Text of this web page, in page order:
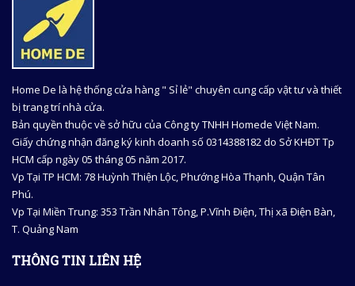
Home De là hệ thống cửa hàng " Sỉ lẻ" chuyên cung cấp vật tư và thiết
bị trang trí nhà cửa.
Bản quyền thuộc về sở hữu của Công ty TNHH Homede Việt Nam.
Giấy chứng nhận đăng ký kinh doanh số 0314388182 do Sở KHĐT Tp
HCM cấp ngày 05 tháng 05 năm 2017.
Vp Tại TP HCM: 78 Huỳnh Thiện Lộc, Phướng Hòa Thạnh, Quận Tân
Phú.
Vp Tại Miền Trung: 353 Trần Nhân Tông, P.Vĩnh Điện, Thị xã Điện Bàn,
T. Quảng Nam
THÔNG TIN LIÊN HỆ